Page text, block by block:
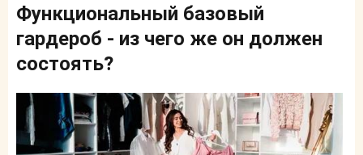
Функциональный базовый
гардероб - из чего же он должен
состоять?